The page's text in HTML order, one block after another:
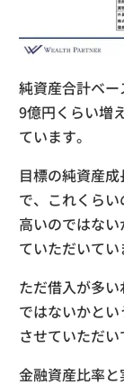
純資産合計ベ
9億円くらい増
ています。
目標の純資産
で、これくら
高いのではな
ていただいてい
ただ借入が多
ではないかと
させていただい
金融資産比率